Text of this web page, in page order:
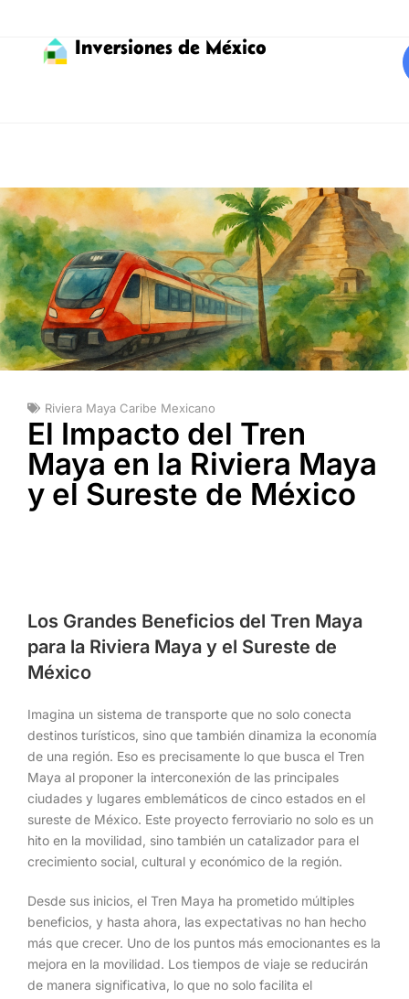
Inversiones de México
Riviera Maya Caribe Mexicano
El Impacto del Tren
Maya en la Riviera Maya
y el Sureste de México
Los Grandes Beneficios del Tren Maya
para la Riviera Maya y el Sureste de
México
Imagina un sistema de transporte que no solo conecta
destinos turísticos, sino que también dinamiza la economía
de una región. Eso es precisamente lo que busca el Tren
Maya al proponer la interconexión de las principales
ciudades y lugares emblemáticos de cinco estados en el
sureste de México. Este proyecto ferroviario no solo es un
hito en la movilidad, sino también un catalizador para el
crecimiento social, cultural y económico de la región.
Desde sus inicios, el Tren Maya ha prometido múltiples
beneficios, y hasta ahora, las expectativas no han hecho
más que crecer. Uno de los puntos más emocionantes es la
mejora en la movilidad. Los tiempos de viaje se reducirán
de manera significativa, lo que no solo facilita el